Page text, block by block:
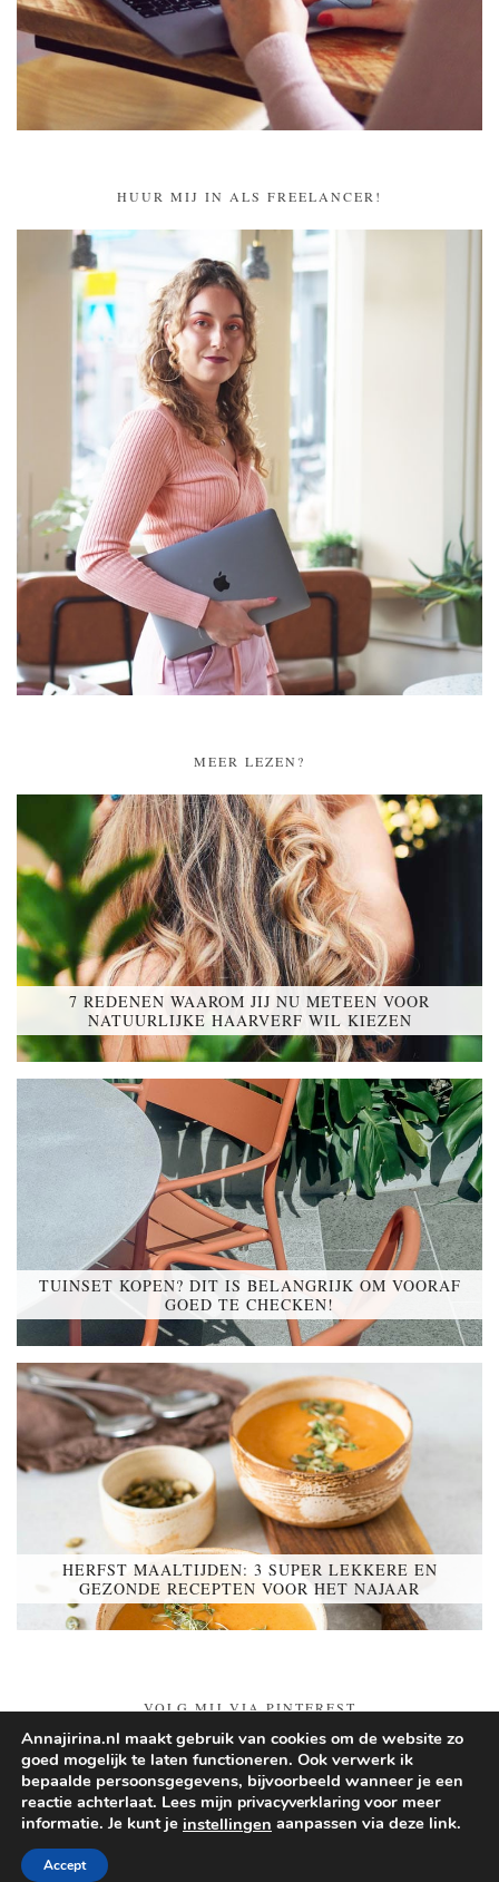
HUUR MIJ IN ALS FREELANCER!
MEER LEZEN?
7 REDENEN WAAROM JIJ NU METEEN VOOR
NATUURLIJKE HAARVERF WIL KIEZEN
TUINSET KOPEN? DIT IS BELANGRIJK OM VOORAF
GOED TE CHECKEN!
HERFST MAALTIJDEN: 3 SUPER LEKKERE EN
GEZONDE RECEPTEN VOOR HET NAJAAR
VOLG MIJ VIA PINTEREST
Follow on Pinterest
Annajirina.nl maakt gebruik van cookies om de website zo
goed mogelijk te laten functioneren. Ook verwerk ik
bepaalde persoonsgegevens, bijvoorbeeld wanneer je een
reactie achterlaat. Lees mijn privacyverklaring voor meer
informatie. Je kunt je instellingen aanpassen via deze link.
Accept